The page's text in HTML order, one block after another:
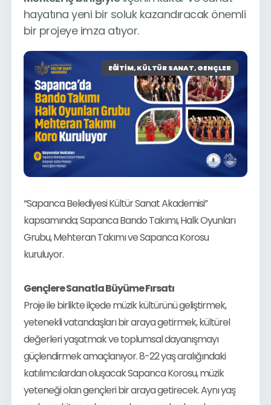
hayatına yeni bir soluk kazandıracak önemli
bir projeye imza atıyor.
EĞITIM, KÜLTÜR SANAT, GENÇLER
“Sapanca Belediyesi Kültür Sanat Akademisi”
kapsamında; Sapanca Bando Takımı, Halk Oyunları
Grubu, Mehteran Takımı ve Sapanca Korosu
kuruluyor.
Gençlere Sanatla Büyüme Fırsatı
Proje ile birlikte ilçede müzik kültürünü geliştirmek,
yetenekli vatandaşları bir araya getirmek, kültürel
değerleri yaşatmak ve toplumsal dayanışmayı
güçlendirmek amaçlanıyor. 8-22 yaş aralığındaki
katılımcılardan oluşacak Sapanca Korosu, müzik
yeteneği olan gençleri bir araya getirecek. Aynı yaş